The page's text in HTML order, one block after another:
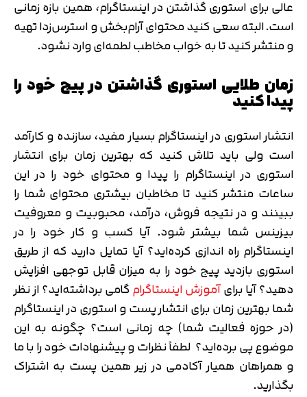
عالی برای استوری گذاشتن در اینستاگرام، همین بازه زمانی
است. البته سعی کنید محتوای آرام‌بخش و استرس‌زدا تهیه
و منتشر کنید تا به خواب مخاطب لطمه‌ای وارد نشود.
زمان طلایی استوری گذاشتن در پیج خود را
پیدا کنید
انتشار استوری در اینستاگرام بسیار مفید، سازنده و کارآمد
است ولی باید تلاش کنید که بهترین زمان برای انتشار
استوری در اینستاگرام را پیدا و محتوای خود را در این
ساعات منتشر کنید تا مخاطبان بیشتری محتوای شما را
ببینند و در نتیجه فروش، درآمد، محبوبیت و معروفیت
بیزینس شما بیشتر شود. آیا کسب و کار خود را در
اینستاگرام راه اندازی کرده‌اید؟ آیا تمایل دارید که از طریق
استوری بازدید پیج خود را به میزان قابل توجهی افزایش
دهید؟ آیا برایآموزش اینستاگرامگامی برداشته‌اید؟ از نظر
شما بهترین زمان برای انتشار پست و استوری در اینستاگرام
(در حوزه فعالیت شما) چه زمانی است؟ چگونه به این
موضوع پی برده‌اید؟ لطفاً نظرات و پیشنهادات خود را با ما
و همراهان همیار آکادمی در زیر همین پست به اشتراک
بگذارید.